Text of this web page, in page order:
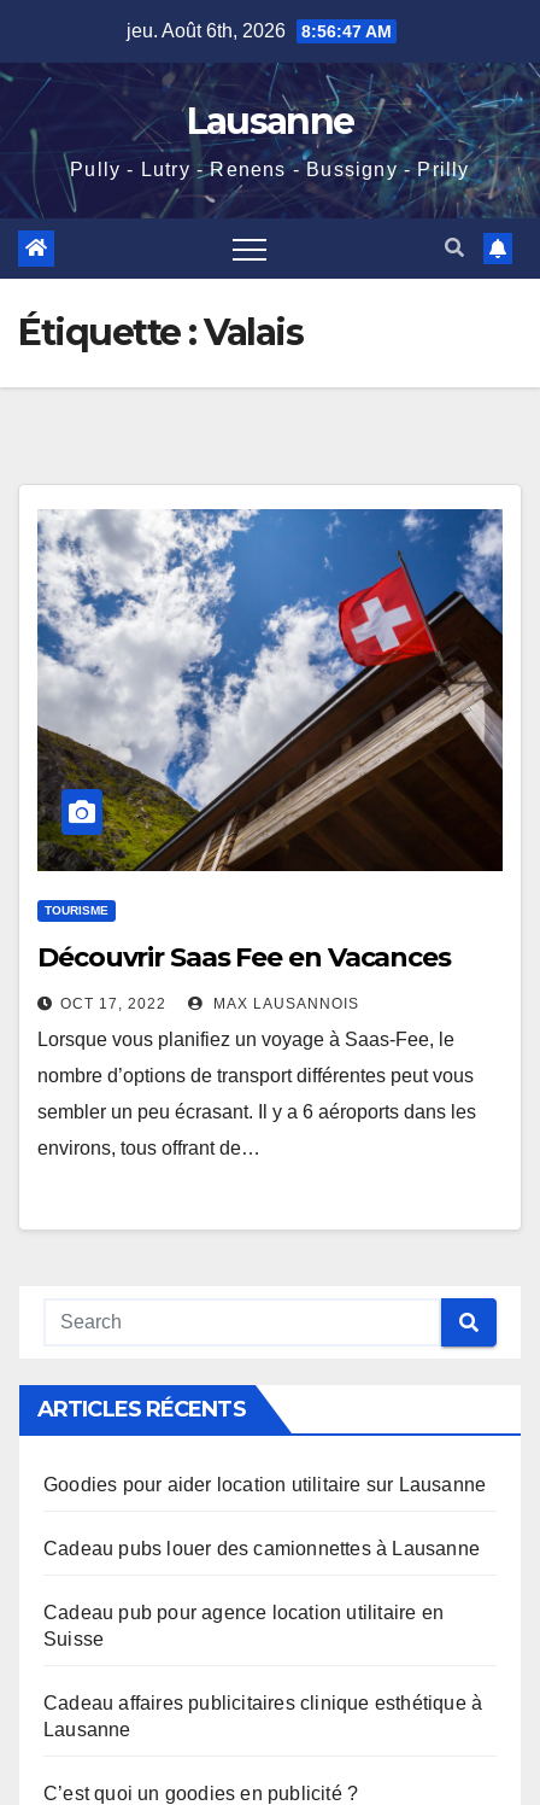
content
jeu. Août 6th, 2026 8:56:47 AM
Lausanne
Pully - Lutry - Renens - Bussigny - Prilly
Étiquette :Valais
TOURISME
Découvrir Saas Fee en Vacances
OCT 17, 2022 MAX LAUSANNOIS
Lorsque vous planifiez un voyage à Saas-Fee, le
nombre d’options de transport différentes peut vous
sembler un peu écrasant. Il y a 6 aéroports dans les
environs, tous offrant de…
ARTICLES RÉCENTS
Goodies pour aider location utilitaire sur Lausanne
Cadeau pubs louer des camionnettes à Lausanne
Cadeau pub pour agence location utilitaire en
Suisse
Cadeau affaires publicitaires clinique esthétique à
Lausanne
C’est quoi un goodies en publicité ?